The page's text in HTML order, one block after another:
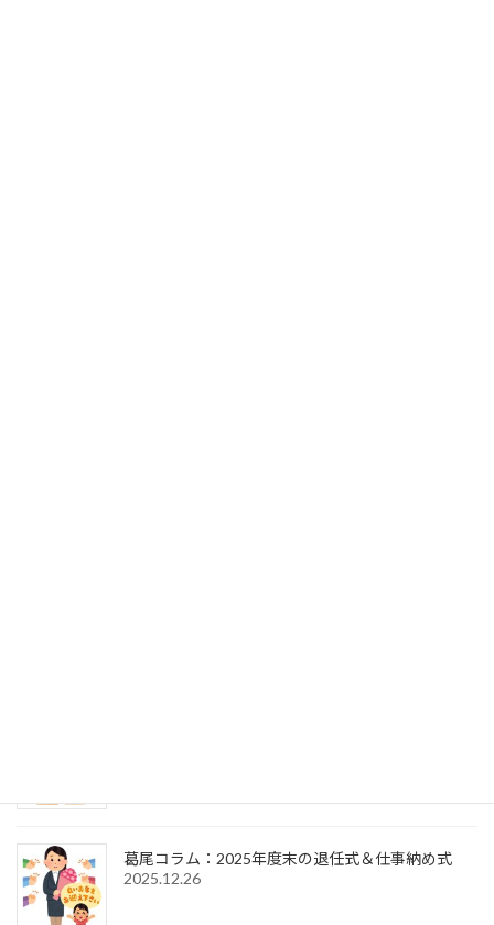
葛尾コラム：2025年度末の退任式＆仕事納め式
2025.12.26